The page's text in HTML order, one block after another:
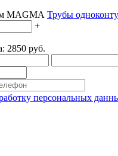
MAGMА Трубы
+
2850 руб.
персональных